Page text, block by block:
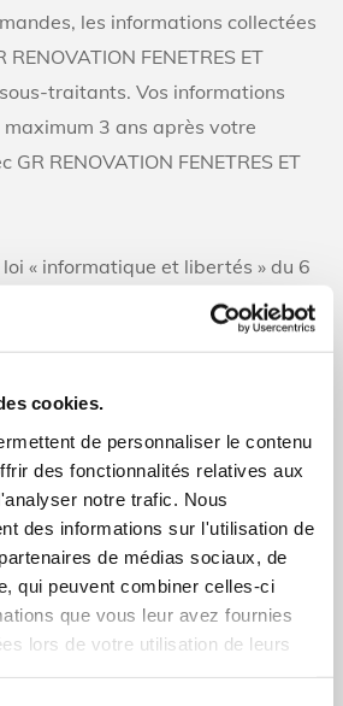
cookies.
de personnaliser le contenu
des fonctionnalités relatives aux
notre trafic. Nous
des informations sur l'utilisation de
de médias sociaux, de
qui peuvent combiner celles-ci
que vous leur avez fournies
lors de votre utilisation de leurs
les informations collectées
FENETRES ET
sous-traitants. Vos informations
maximum 3 ans après votre
RENOVATION FENETRES ET
« informatique et libertés » du 6
et au Règlement européen
avril 2016, vous bénéficiez d’un
données ou encore de limitation
pour des motifs légitimes,
des données vous
d’un droit d’accès et de
l'opportunité d'émettre des
la suppression ou la
données personnelles après